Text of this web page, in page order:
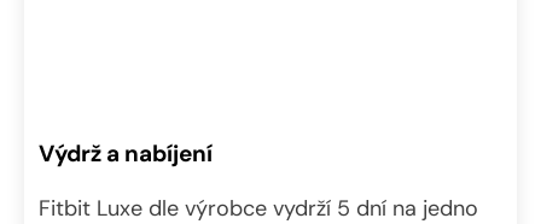
Výdrž a nabíjení
Fitbit Luxe dle výrobce vydrží 5 dní na jedno